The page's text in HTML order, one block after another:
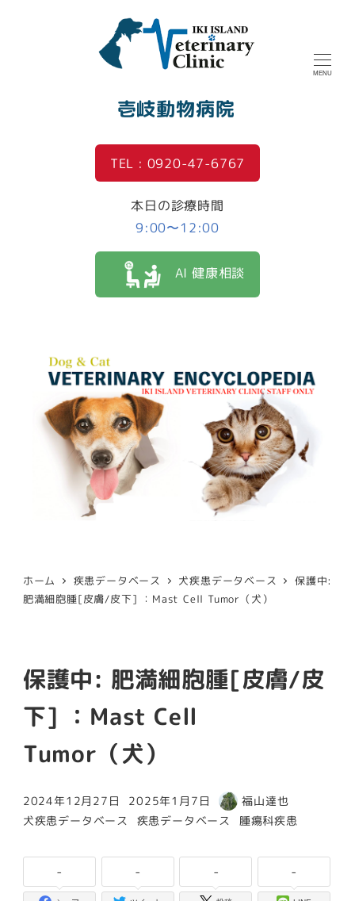
壱岐動物病院
MENU
TEL : 0920-47-6767
本日の診療時間
9:00〜12:00
AI 健康相談
ホーム 疾患データベース 犬疾患データベース
保護中:
肥満細胞腫[皮膚/皮下] ：Mast Cell Tumor（犬）
保護中: 肥満細胞腫[皮膚/皮
下] ：Mast Cell
Tumor（犬）
投稿日
2024年12月27日
更新日
2025年1月7日
著
者
福山達也
カテゴリー
犬疾患データベース カテゴリー
疾患データベース カテゴリー
腫瘍科疾患
- - - -